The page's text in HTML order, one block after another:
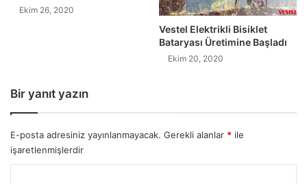
Ekim 26, 2020
Vestel Elektrikli Bisiklet
Bataryası Üretimine Başladı
Ekim 20, 2020
Bir yanıt yazın
E-posta adresiniz yayınlanmayacak. Gerekli alanlar * ile
işaretlenmişlerdir